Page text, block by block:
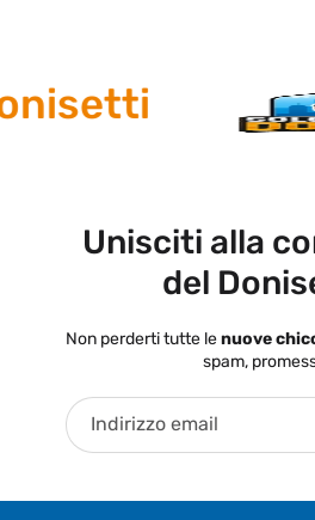
Unisciti alla
del
Non perderti tutte lenuove
spam,
Indirizzo email